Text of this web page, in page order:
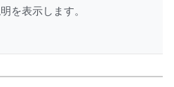
を表示します。